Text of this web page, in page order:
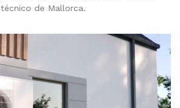
técnico de Mallorca.